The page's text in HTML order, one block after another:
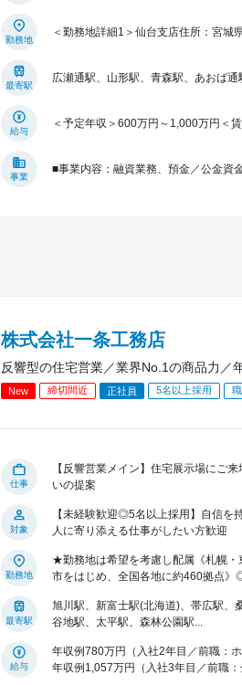
勤務地
＜勤務地詳細1＞仙台支店住所：宮城
最寄駅
広瀬通駅、山形駅、青森駅、あおば
給与
＜予定年収＞600万円～1,000万円＜
事業
■事業内容：融資業務、預金／公金資
株式会社一条工務店
反響型の住宅営業／業界No.1の商品力／
New 締切間近 正社員 5名以上採用
仕事
【反響営業メイン】住宅展示場にご
いの提案
対象
【未経験歓迎◎5名以上採用】自信を
人に寄り添える仕事がしたい方歓迎
勤務地
★勤務地は希望を考慮し配属《札幌
市をはじめ、全国各地に約460拠点》
最寄駅
旭川駅、新富士駅(北海道)、帯広駅、
谷地駅、太平駅、森林公園駅...
給与
年収例780万円（入社2年目／前職：ホ
年収例1,057万円（入社3年目／前職：